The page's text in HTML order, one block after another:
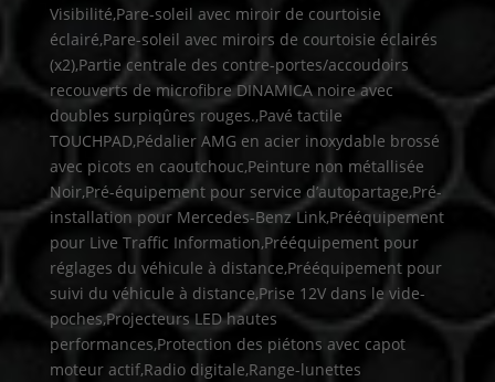
Visibilité,Pare-soleil avec miroir de courtoisie
éclairé,Pare-soleil avec miroirs de courtoisie éclairés
(x2),Partie centrale des contre-portes/accoudoirs
recouverts de microfibre DINAMICA noire avec
doubles surpiqûres rouges.,Pavé tactile
TOUCHPAD,Pédalier AMG en acier inoxydable brossé
avec picots en caoutchouc,Peinture non métallisée
Noir,Pré-équipement pour service d’autopartage,Pré-
installation pour Mercedes-Benz Link,Prééquipement
pour Live Traffic Information,Prééquipement pour
réglages du véhicule à distance,Prééquipement pour
suivi du véhicule à distance,Prise 12V dans le vide-
poches,Projecteurs LED hautes
performances,Protection des piétons avec capot
moteur actif,Radio digitale,Range-lunettes